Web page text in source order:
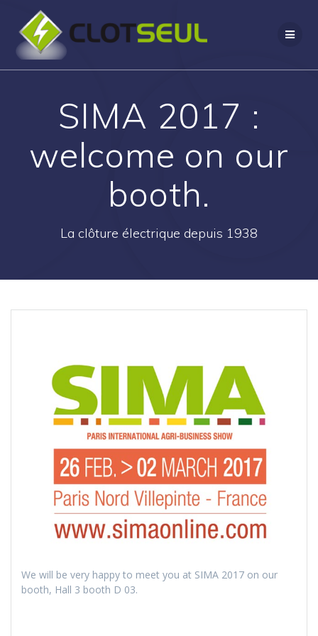
au
contenu
SIMA 2017 :
welcome on our
booth.
La clôture électrique depuis 1938
We will be very happy to meet you at SIMA 2017 on our
booth, Hall 3 booth D 03.